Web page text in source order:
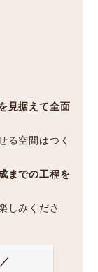
見据えて全面
る空間はつく
までの工程を
しみくださ